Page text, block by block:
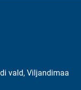
vald, Viljandimaa